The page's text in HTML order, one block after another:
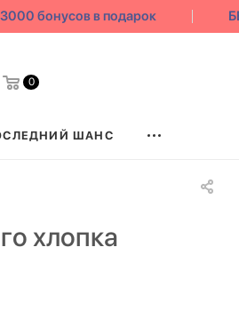
бонусов в подарок
0
ШАНС
хлопка